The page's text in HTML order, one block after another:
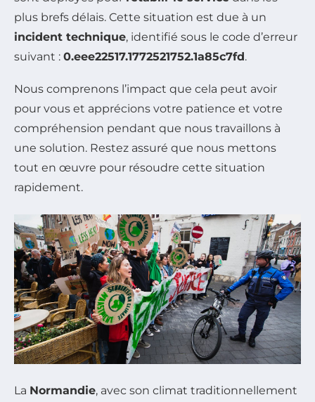
plus brefs délais. Cette situation est due à un
incident technique, identifié sous le code d’erreur
suivant : 0.eee22517.1772521752.1a85c7fd.
Nous comprenons l’impact que cela peut avoir
pour vous et apprécions votre patience et votre
compréhension pendant que nous travaillons à
une solution. Restez assuré que nous mettons
tout en œuvre pour résoudre cette situation
rapidement.
La Normandie, avec son climat traditionnellement